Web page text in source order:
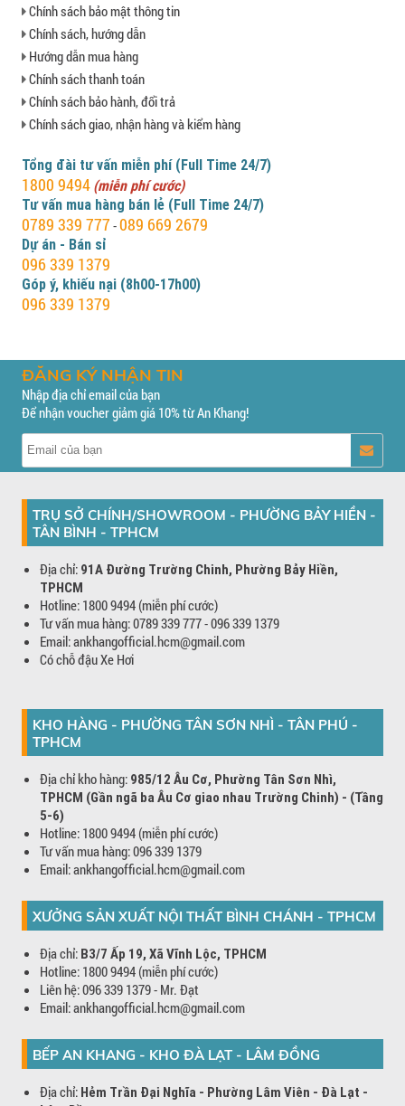
Chính sách bảo mật thông tin
Chính sách, hướng dẫn
Hướng dẫn mua hàng
Chính sách thanh toán
Chính sách bảo hành, đổi trả
Chính sách giao, nhận hàng và kiểm hàng
Tổng đài tư vấn miễn phí (Full Time 24/7)
1800 9494 (miễn phí cước)
Tư vấn mua hàng bán lẻ (Full Time 24/7)
0789 339 777 -089 669 2679
Dự án - Bán sỉ
096 339 1379
Góp ý, khiếu nại (8h00-17h00)
096 339 1379
ĐĂNG KÝ NHẬN TIN
Nhập địa chỉ email của bạn
Để nhận voucher giảm giá 10% từ An Khang!
TRỤ SỞ CHÍNH/SHOWROOM - PHƯỜNG BẢY HIỀN -
TÂN BÌNH - TPHCM
Địa chỉ: 91A Đường Trường Chinh, Phường Bảy Hiền,
TPHCM
Hotline: 1800 9494 (miễn phí cước)
Tư vấn mua hàng: 0789 339 777 - 096 339 1379
Email: ankhangofficial.hcm@gmail.com
Có chỗ đậu Xe Hơi
KHO HÀNG - PHƯỜNG TÂN SƠN NHÌ - TÂN PHÚ -
TPHCM
Địa chỉ kho hàng: 985/12 Âu Cơ, Phường Tân Sơn Nhì,
TPHCM (Gần ngã ba Âu Cơ giao nhau Trường Chinh) - (Tầng
5-6)
Hotline: 1800 9494 (miễn phí cước)
Tư vấn mua hàng: 096 339 1379
Email: ankhangofficial.hcm@gmail.com
XƯỞNG SẢN XUẤT NỘI THẤT BÌNH CHÁNH - TPHCM
Địa chỉ: B3/7 Ấp 19, Xã Vĩnh Lộc, TPHCM
Hotline: 1800 9494 (miễn phí cước)
Liên hệ: 096 339 1379 - Mr. Đạt
Email: ankhangofficial.hcm@gmail.com
BẾP AN KHANG - KHO ĐÀ LẠT - LÂM ĐỒNG
Địa chỉ: Hẻm Trần Đại Nghĩa - Phường Lâm Viên - Đà Lạt -